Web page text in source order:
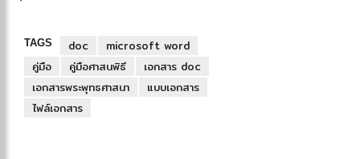
TAGS doc
microsoft word
คู่มือ
คู่มือศาสนพิธี
เอกสาร doc
เอกสารพระพุทธศาสนา
แบบเอกสาร
ไฟล์เอกสาร